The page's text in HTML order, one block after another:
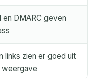
en DMARC geven
links zien er goed uit